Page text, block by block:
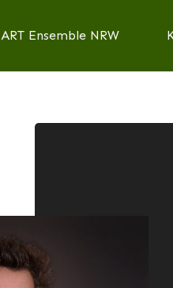
ART Ensemble NRW